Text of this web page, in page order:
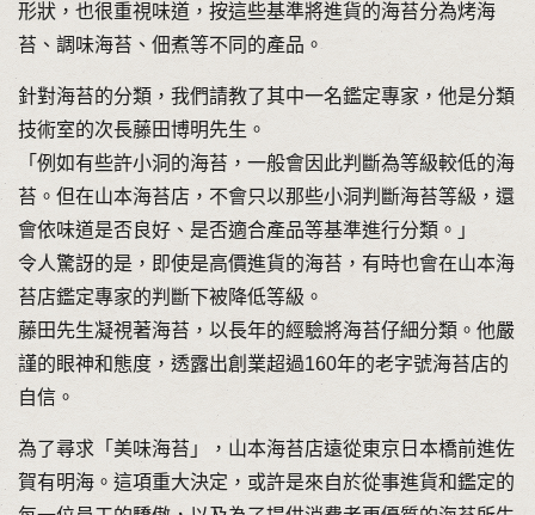
形狀，也很重視味道，按這些基準將進貨的海苔分為烤海
苔、調味海苔、佃煮等不同的產品。
針對海苔的分類，我們請教了其中一名鑑定專家，他是分類
技術室的次長藤田博明先生。
「例如有些許小洞的海苔，一般會因此判斷為等級較低的海
苔。但在山本海苔店，不會只以那些小洞判斷海苔等級，還
會依味道是否良好、是否適合產品等基準進行分類。」
令人驚訝的是，即使是高價進貨的海苔，有時也會在山本海
苔店鑑定專家的判斷下被降低等級。
藤田先生凝視著海苔，以長年的經驗將海苔仔細分類。他嚴
謹的眼神和態度，透露出創業超過160年的老字號海苔店的
自信。
為了尋求「美味海苔」，山本海苔店遠從東京日本橋前進佐
賀有明海。這項重大決定，或許是來自於從事進貨和鑑定的